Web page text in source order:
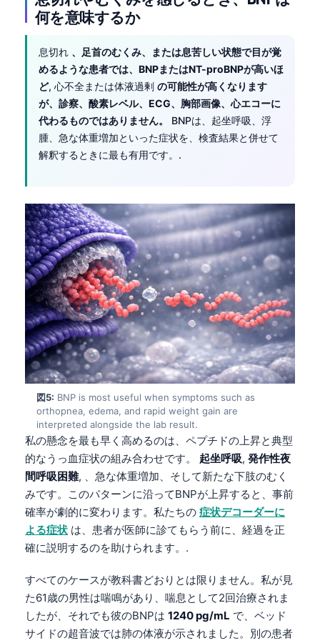
何を意味するか
息切れ 、足首のむくみ、または息苦しい状態で目が覚
めるような患者では、BNPまたはNT-proBNPが高いほ
ど, 心不全または体液過剰 の可能性が高くなります
が、診察、酸素レベル、ECG、胸部画像、心エコーに
代わるものではありません。
BNPは、起坐呼吸、浮
腫、急な体重増加といった症状を、検査結果と併せて
解釈するときに最も有用です。.
図5: BNP is most useful when symptoms such as
orthopnea, edema, and rapid weight gain are
interpreted alongside the lab result.
私の懸念を最も早く高めるのは、ペプチドの上昇と典型
的なうっ血症状の組み合わせです。 起坐呼吸, 発作性夜
間呼吸困難, 、急な体重増加、そして新たな下肢のむく
みです。このパターンに沿ってBNPが上昇すると、事前
確率が劇的に変わります。私たちの 症状デコーダーに
よる症状 は、患者が医師に診てもらう前に、経過を正
確に説明するのを助けられます。.
すべてのケースが教科書どおりとは限りません。私が見
た61歳の男性は喘鳴があり、喘息として2回治療されま
したが、それでも彼のBNPは 1240 pg/mL で、ベッド
サイドの超音波では肺の体液が示されました。別の患者
Ślōnskŏ gŏdka
Norsk bokmål